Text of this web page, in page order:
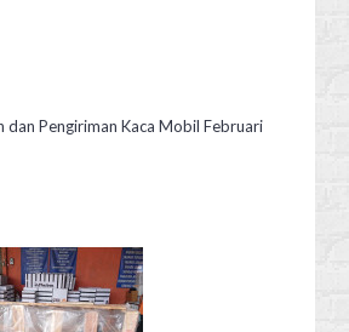
dan Pengiriman Kaca Mobil Februari